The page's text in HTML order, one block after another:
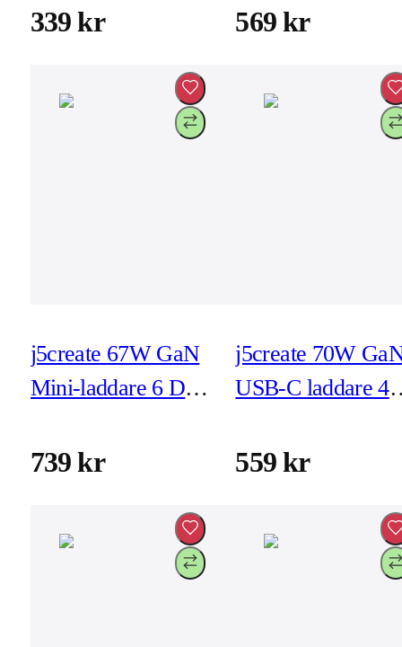
339 kr 569 kr
j5create 67W GaN
Mini-laddare 6 DC-
(JUP1565DCE-EN)
739 kr
j5create 70W
USB-C laddare 4-
559 kr